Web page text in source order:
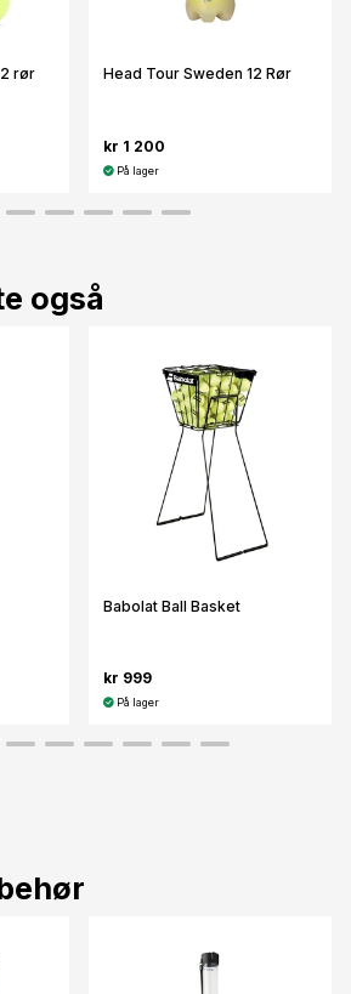
rør Head Tour Sweden 12 Rør
kr 1 200
På lager
også
Babolat Ball Basket
kr 999
På lager